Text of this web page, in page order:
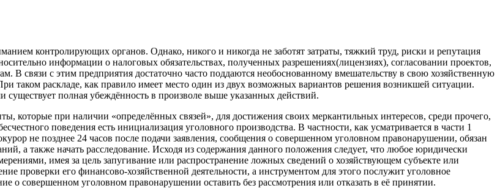
контролирующих органов. Однако, никого и никогда не заботят затраты, тяжкий труд, риски и репутация
информации о налоговых обязательствах, полученных разрешениях(лицензиях), согласовании проектов,
В связи с этим предприятия достаточно часто поддаются необоснованному вмешательству в свою хозяйственную
таком раскладе, как правило имеет место один из двух возможных вариантов решения возникшей ситуации.
полная убеждённость в произволе выше указанных действий.
которые при наличии «определённых связей», для достижения своих меркантильных интересов, среди прочего,
поведения есть инициализация уголовного производства. В частности, как усматривается в части 1
не позднее 24 часов после подачи заявления, сообщения о совершенном уголовном правонарушении, обязан
а также начать расследование. Исходя из содержания данного положения следует, что любое юридически
имея за цель запугивание или распространение ложных сведений о хозяйствующем субъекте или
проверки его финансово-хозяйственной деятельности, а инструментом для этого послужит уголовное
о совершенном уголовном правонарушении оставить без рассмотрения или отказать в её принятии.